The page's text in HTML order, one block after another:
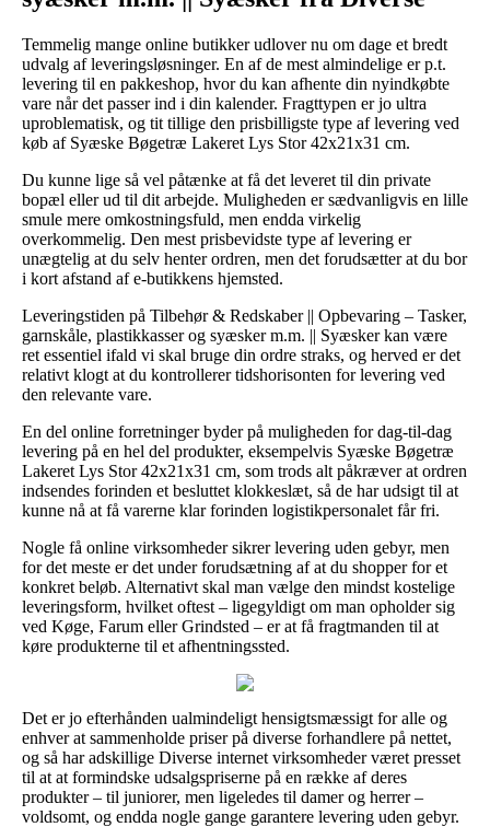
Temmelig mange online butikker udlover nu om dage et bredt
udvalg af leveringsløsninger. En af de mest almindelige er p.t.
levering til en pakkeshop, hvor du kan afhente din nyindkøbte
vare når det passer ind i din kalender. Fragttypen er jo ultra
uproblematisk, og tit tillige den prisbilligste type af levering ved
køb af Syæske Bøgetræ Lakeret Lys Stor 42x21x31 cm.
Du kunne lige så vel påtænke at få det leveret til din private
bopæl eller ud til dit arbejde. Muligheden er sædvanligvis en lille
smule mere omkostningsfuld, men endda virkelig
overkommelig. Den mest prisbevidste type af levering er
unægtelig at du selv henter ordren, men det forudsætter at du bor
i kort afstand af e-butikkens hjemsted.
Leveringstiden på Tilbehør & Redskaber || Opbevaring – Tasker,
garnskåle, plastikkasser og syæsker m.m. || Syæsker kan være
ret essentiel ifald vi skal bruge din ordre straks, og herved er det
relativt klogt at du kontrollerer tidshorisonten for levering ved
den relevante vare.
En del online forretninger byder på muligheden for dag-til-dag
levering på en hel del produkter, eksempelvis Syæske Bøgetræ
Lakeret Lys Stor 42x21x31 cm, som trods alt påkræver at ordren
indsendes forinden et besluttet klokkeslæt, så de har udsigt til at
kunne nå at få varerne klar forinden logistikpersonalet får fri.
Nogle få online virksomheder sikrer levering uden gebyr, men
for det meste er det under forudsætning af at du shopper for et
konkret beløb. Alternativt skal man vælge den mindst kostelige
leveringsform, hvilket oftest – ligegyldigt om man opholder sig
ved Køge, Farum eller Grindsted – er at få fragtmanden til at
køre produkterne til et afhentningssted.
Det er jo efterhånden ualmindeligt hensigtsmæssigt for alle og
enhver at sammenholde priser på diverse forhandlere på nettet,
og så har adskillige Diverse internet virksomheder været presset
til at at formindske udsalgspriserne på en række af deres
produkter – til juniorer, men ligeledes til damer og herrer –
voldsomt, og endda nogle gange garantere levering uden gebyr.